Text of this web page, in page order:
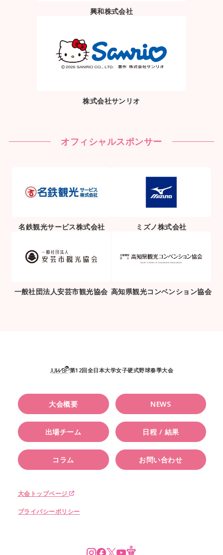
興和株式会社
株式会社サンリオ
オフィシャルスポンサー
名鉄観光サービス株式会社 ミズノ株式会社
一般社団法人安芸市観光協会 高知県観光コンベンション協会
第12回全日本大学女子硬式野球春季大会
大会概要 NEWS
出場チーム 日程 / 結果
コラム お問い合わせ
大会トップページ
プライバシーポリシー